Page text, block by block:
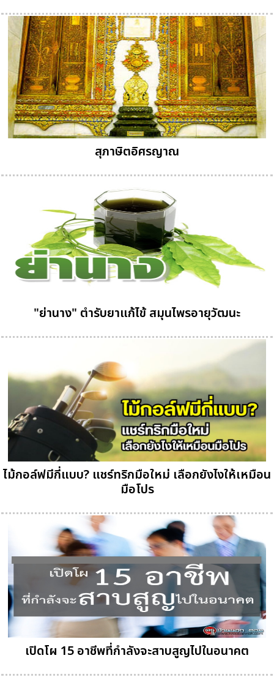
สุภาษิตอิศรญาณ
"ย่านาง" ตำรับยาแก้ไข้ สมุนไพรอายุวัฒนะ
ไม้กอล์ฟมีกี่แบบ? แชร์ทริกมือใหม่ เลือกยังไงให้เหมือน
มือโปร
เปิดโผ 15 อาชีพที่กำลังจะสาบสูญไปในอนาคต